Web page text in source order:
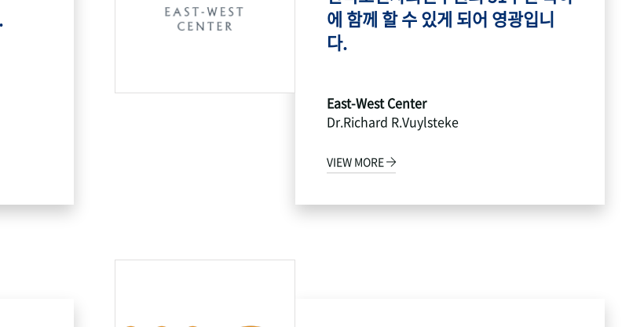
에 함께 할 수 있게 되어 영광입니
다.
East-West Center
Dr.Richard R.Vuylsteke
VIEW MORE